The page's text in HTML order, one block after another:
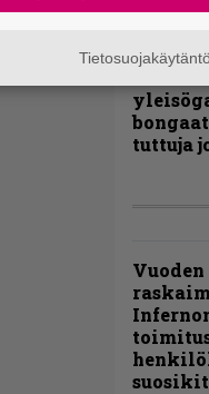
John
tuttuja
Vuoden
suosikit